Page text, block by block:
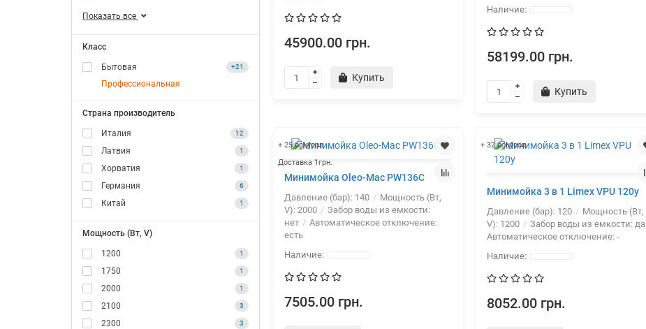
Показать все
Класс
Бытовая +21
Профессиональная
Страна производитель
Италия 12
Латвия 1
Хорватия 1
Германия 6
Китай 1
Мощность (Вт, V)
1200 1
1750 1
2000 1
2100 3
2300 3
45900.00 грн.
Купить
58199.00 грн.
Купить
+ 25 бонусов
Доставка 1грн.
Минимойка Oleo-Mac PW136C
Давление (бар): 140
Мощность (Вт,
V): 2000
Забор воды из емкости:
нет
Автоматическое отключение:
есть
7505.00 грн.
+ 32 бонусов
Минимойка 3 в 1 Limex VPU 120y
Давление (бар): 120
Мощность (Вт,
V): 1200 Забор воды из емкости: да
Автоматическое отключение: -
8052.00 грн.